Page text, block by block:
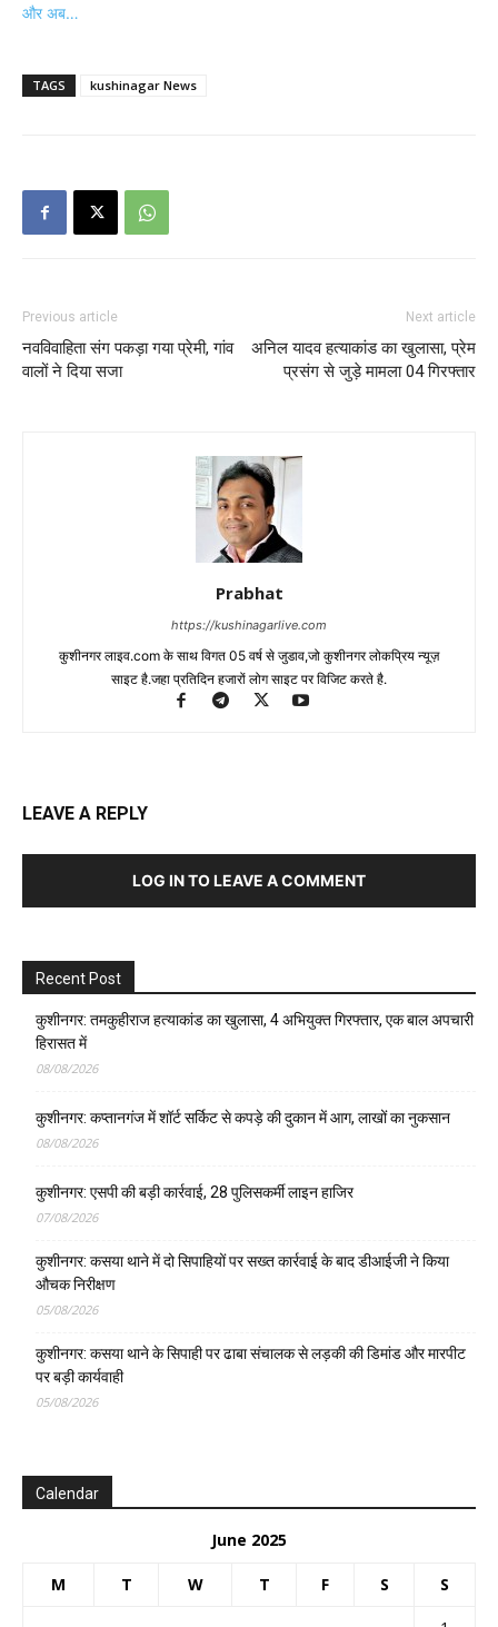
और अब…
TAGS kushinagar News
Previous article
नवविवाहिता संग पकड़ा गया प्रेमी, गांव
वालों ने दिया सजा
Next article
अनिल यादव हत्याकांड का खुलासा, प्रेम
प्रसंग से जुड़े मामला 04 गिरफ्तार
Prabhat
https://kushinagarlive.com
कुशीनगर लाइव.com के साथ विगत 05 वर्ष से जुडाव,जो कुशीनगर लोकप्रिय न्यूज़
साइट है.जहा प्रतिदिन हजारों लोग साइट पर विजिट करते है.
LEAVE A REPLY
LOG IN TO LEAVE A COMMENT
Recent Post
कुशीनगर: तमकुहीराज हत्याकांड का खुलासा, 4 अभियुक्त गिरफ्तार, एक बाल अपचारी
हिरासत में
08/08/2026
कुशीनगर: कप्तानगंज में शॉर्ट सर्किट से कपड़े की दुकान में आग, लाखों का नुकसान
08/08/2026
कुशीनगर: एसपी की बड़ी कार्रवाई, 28 पुलिसकर्मी लाइन हाजिर
07/08/2026
कुशीनगर: कसया थाने में दो सिपाहियों पर सख्त कार्रवाई के बाद डीआईजी ने किया
औचक निरीक्षण
05/08/2026
कुशीनगर: कसया थाने के सिपाही पर ढाबा संचालक से लड़की की डिमांड और मारपीट
पर बड़ी कार्यवाही
05/08/2026
Calendar
June 2025
M T W T F S S